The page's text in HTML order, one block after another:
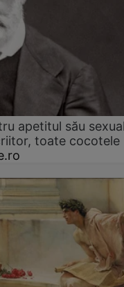
apetitul său
toate cocotele